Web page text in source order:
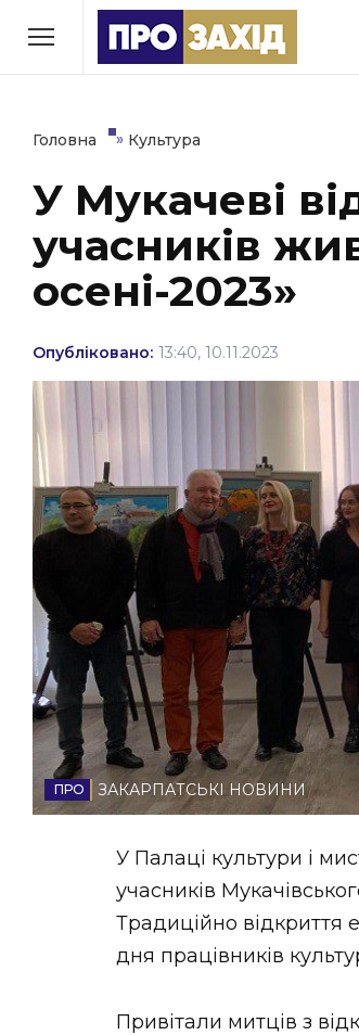
РУБРИКИ
Економіка
Політика
Втрачений Ужгород
(відеоверсія)
ЗАКАРПАТСЬКІ
НОВИНИ ЗАХІДНОЇ
ФОТО
ВІДЕО
Головна » Культура
У Мукачеві
учасників
осені-2023»
Опубліковано: 13:40, 10.11.2023
ЗАКАРПАТСЬКІ НОВИНИ
У Палаці культури і
учасників
Традиційно відкриття
дня працівників
Привітали митців з